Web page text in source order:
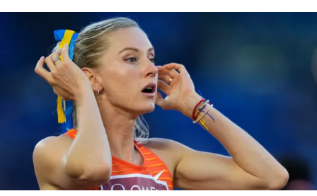
КІБЕРСПОРТ
ЧС-2026
ФУТЗАЛ
ІНШІ
БУКМЕКЕРИ